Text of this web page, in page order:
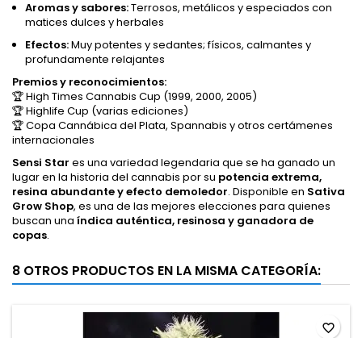
Aromas y sabores:Terrosos, metálicos y especiados con
matices dulces y herbales
Efectos:Muy potentes y sedantes; físicos, calmantes y
profundamente relajantes
Premios y reconocimientos:
🏆 High Times Cannabis Cup (1999, 2000, 2005)
🏆 Highlife Cup (varias ediciones)
🏆 Copa Cannábica del Plata, Spannabis y otros certámenes
internacionales
Sensi Star es una variedad legendaria que se ha ganado un
lugar en la historia del cannabis por su potencia extrema,
resina abundante y efecto demoledor. Disponible en Sativa
Grow Shop, es una de las mejores elecciones para quienes
buscan una índica auténtica, resinosa y ganadora de
copas.
8 OTROS PRODUCTOS EN LA MISMA CATEGORÍA:
favorite_border